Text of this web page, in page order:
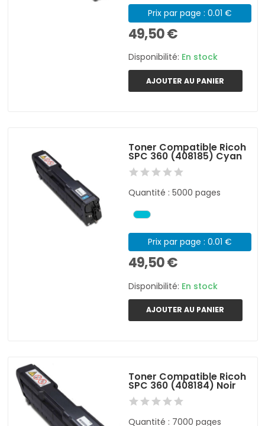
Prix par page : 0.01 €
49,50 €
Disponibilité: En stock
AJOUTER AU PANIER
Toner Compatible Ricoh
SPC 360 (408185) Cyan
Quantité : 5000 pages
Prix par page : 0.01 €
49,50 €
Disponibilité: En stock
AJOUTER AU PANIER
Toner Compatible Ricoh
SPC 360 (408184) Noir
Quantité : 7000 pages